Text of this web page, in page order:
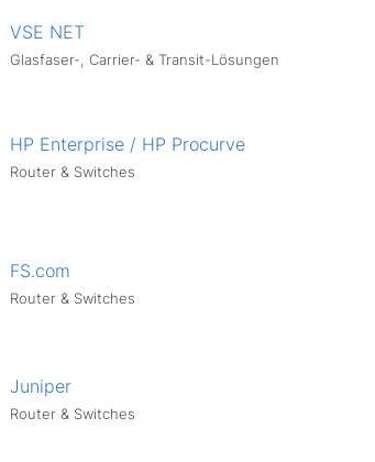
VSE NET
Glasfaser-, Carrier- & Transit-Lösungen
HP Enterprise / HP Procurve
Router & Switches
FS.com
Router & Switches
Juniper
Router & Switches